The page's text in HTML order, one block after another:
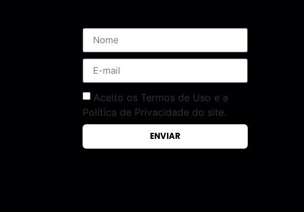
Aceito os Termos de Uso e a
Política de Privacidade do site.
ENVIAR